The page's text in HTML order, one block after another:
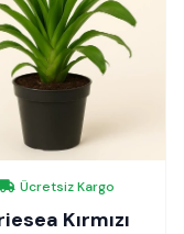
Ücretsiz Kargo
Kırmızı